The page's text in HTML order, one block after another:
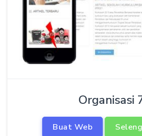
Organisasi
Buat Web